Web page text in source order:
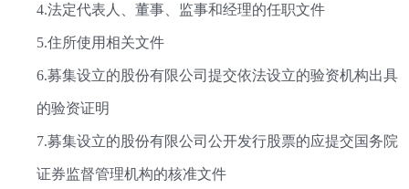
4.法定代表人、董事、监事和经理的任职文件
5.住所使用相关文件
6.募集设立的股份有限公司提交依法设立的验资机构出具
的验资证明
7.募集设立的股份有限公司公开发行股票的应提交国务院
证券监督管理机构的核准文件